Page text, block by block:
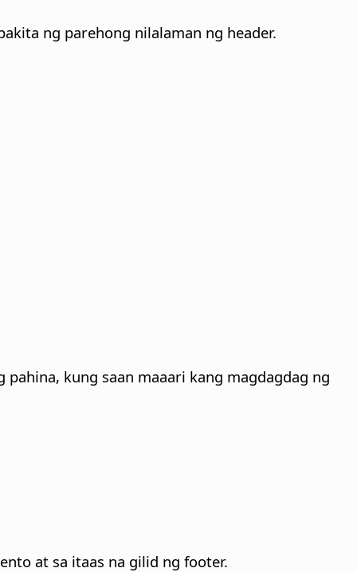
ng parehong nilalaman ng header.
kung saan maaari kang magdagdag ng
at sa itaas na gilid ng footer.